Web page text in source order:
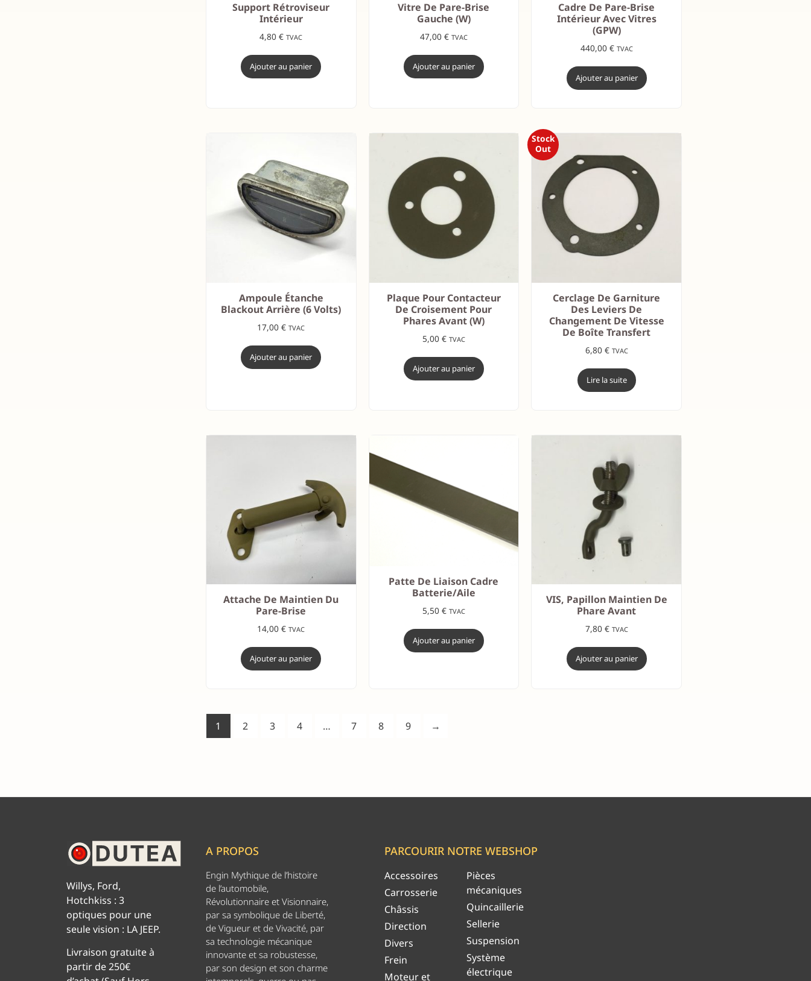
Support Rétroviseur
Intérieur
4,80€ TVAC
Ajouter au panier
Vitre De Pare-Brise
Gauche (W)
47,00 € TVAC
Ajouter au panier
Cadre De Pare-Brise
Intérieur Avec Vitres
(GPW)
440,00 € TVAC
Ajouter au panier
Ampoule Étanche
Blackout Arrière (6 Volts)
17,00€ TVAC
Ajouter au panier
Plaque Pour Contacteur
De Croisement Pour
Phares Avant (W)
5,00 € TVAC
Ajouter au panier
Stock
Out
Cerclage De Garniture
Des Leviers De
Changement De Vitesse
De Boîte Transfert
6,80 € TVAC
Lire la suite
Attache De Maintien Du
Pare-Brise
14,00€ TVAC
Ajouter au panier
Patte De Liaison Cadre
Batterie/aile
5,50 € TVAC
Ajouter au panier
VIS, Papillon Maintien De
Phare Avant
7,80 € TVAC
Ajouter au panier
1 2 3 4 … 7 8 9 →
Willys, Ford,
Hotchkiss : 3
optiques pour une
seule vision : LA JEEP.
Livraison gratuite à
partir de 250€
A PROPOS
Engin Mythique de l’histoire
de l’automobile,
Révolutionnaire et Visionnaire,
par sa symbolique de Liberté,
de Vigueur et de Vivacité, par
sa technologie mécanique
innovante et sa robustesse,
par son design et son charme
PARCOURIR NOTRE WEBSHOP
Accessoires
Carrosserie
Châssis
Direction
Divers
Frein
Moteur et
Pièces
mécaniques
Quincaillerie
Sellerie
Suspension
Système
électrique